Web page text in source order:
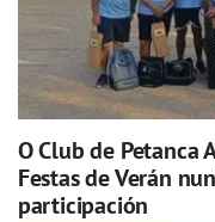
O Club de Petanca
Festas de Verán
participación